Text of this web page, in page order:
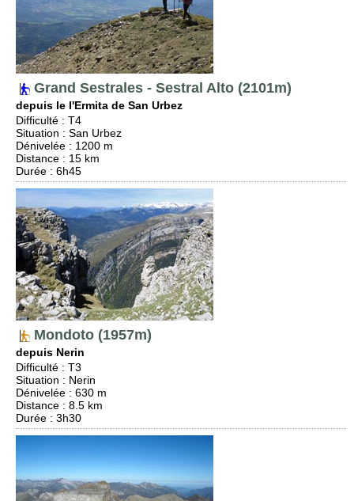
Grand Sestrales - Sestral Alto (2101m)
depuis le l'Ermita de San Urbez
Difficulté : T4
Situation : San Urbez
Dénivelée : 1200 m
Distance : 15 km
Durée : 6h45
Mondoto (1957m)
depuis Nerin
Difficulté : T3
Situation : Nerin
Dénivelée : 630 m
Distance : 8.5 km
Durée : 3h30